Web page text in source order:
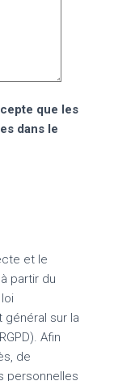
que les
dans le
et le
partir du
sur la
Afin
de
personnelles